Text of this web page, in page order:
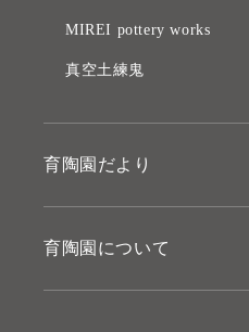
MIREI pottery works
真空土練鬼
育陶園だより
育陶園について